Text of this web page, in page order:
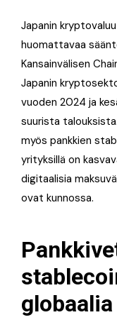
Japanin
huomattavaa
Kansainvälisen
Japanin
vuoden 2024 ja
suurista
myös pankkien
yrityksillä on
digitaalisia
ovat kunnossa.